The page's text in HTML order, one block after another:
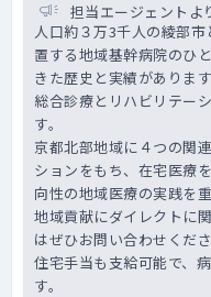
担当エージェントよ
人口約３万3千人の綾部
置する地域基幹病院のひ
きた歴史と実績があります
総合診療とリハビリテー
す。
京都北部地域に４つの関
ションをもち、在宅医療
向性の地域医療の実践を重
地域貢献にダイレクトに
はぜひお問い合わせくださ
住宅手当も支給可能で、
す。